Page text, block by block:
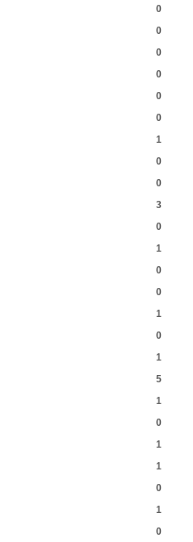
0
0
0
0
0
0
1
0
0
3
0
1
0
0
1
0
1
5
1
0
1
1
0
1
0